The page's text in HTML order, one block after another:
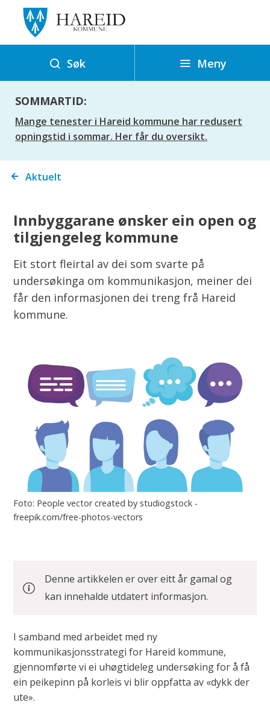
r
i
k
o
m
e
Søk Meny
SOMMARTID:
Mange tenester i Hareid kommune har redusert
opningstid i sommar. Her får du oversikt.
Du Aktuelt
Innbyggarane ønsker ein open og
tilgjengeleg kommune
Eit stort fleirtal av dei som svarte på
undersøkinga om kommunikasjon, meiner dei
får den informasjonen dei treng frå Hareid
kommune.
People vector created by studiogstock -
freepik.com/free-photos-vectors
Denne artikkelen er over eitt år gamal og
kan innehalde utdatert informasjon.
I samband med arbeidet med ny
kommunikasjonsstrategi for Hareid kommune,
gjennomførte vi ei uhøgtideleg undersøking for å få
ein peikepinn på korleis vi blir oppfatta av «dykk der
ute».